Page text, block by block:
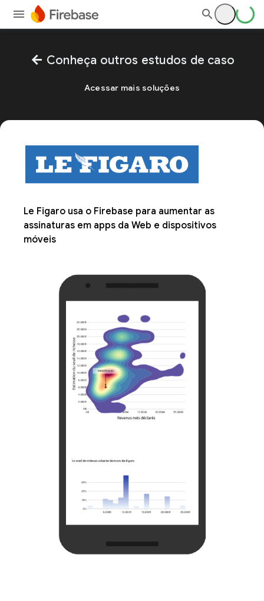
arrow_back Conheça outros estudos de caso
Acessar mais soluções
Le Figaro usa o Firebase para aumentar as
assinaturas em apps da Web e dispositivos
móveis